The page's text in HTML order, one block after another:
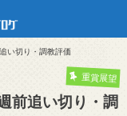
い切り・調教評価
重賞展望
前追い切り・調